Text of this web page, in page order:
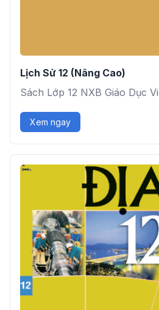
Lịch Sử 12 (Nâng Cao)
Sách Lớp 12 NXB Giáo Dục
Xem ngay